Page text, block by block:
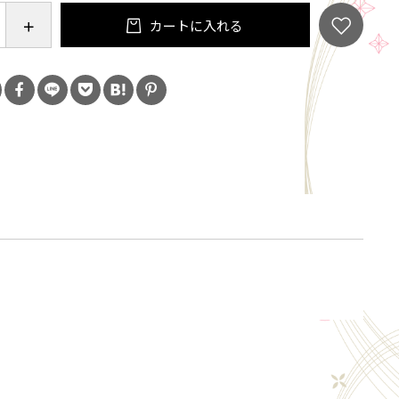
掛けて1260℃で還元焼成。
.上絵付にて桜文と
800℃で上絵焼成。
を楽しむ時間を、より特別なものにするために。
一品を少し盛り付け
カートに入れる